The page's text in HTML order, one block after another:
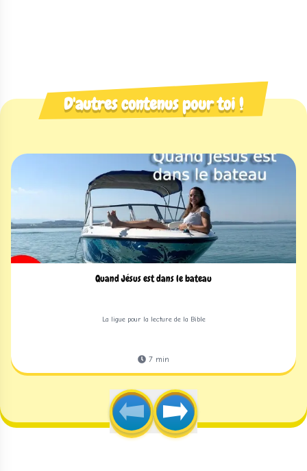
D'autres contenus pour toi !
Quand Jésus est dans le bateau
La ligue pour la lecture de la Bible
7 min